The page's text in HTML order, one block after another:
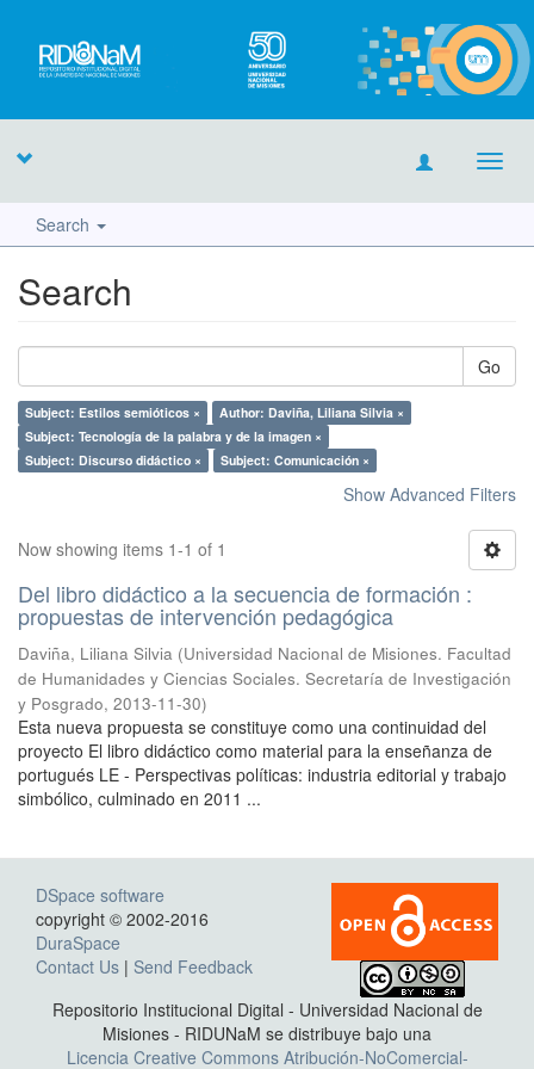
Search
Search
Go
Subject: Estilos semióticos ×
Author: Daviña, Liliana Silvia ×
Subject: Tecnología de la palabra y de la imagen ×
Subject: Discurso didáctico ×
Subject: Comunicación ×
Show Advanced Filters
Now showing items 1-1 of 1
Del libro didáctico a la secuencia de formación :
propuestas de intervención pedagógica
Daviña, Liliana Silvia (Universidad Nacional de Misiones. Facultad
de Humanidades y Ciencias Sociales. Secretaría de Investigación
y Posgrado, 2013-11-30)
Esta nueva propuesta se constituye como una continuidad del
proyecto El libro didáctico como material para la enseñanza de
portugués LE - Perspectivas políticas: industria editorial y trabajo
simbólico, culminado en 2011 ...
DSpace software
copyright © 2002-2016
DuraSpace
Contact Us | Send Feedback
Repositorio Institucional Digital - Universidad Nacional de
Misiones - RIDUNaM se distribuye bajo una
Licencia Creative Commons Atribución-NoComercial-